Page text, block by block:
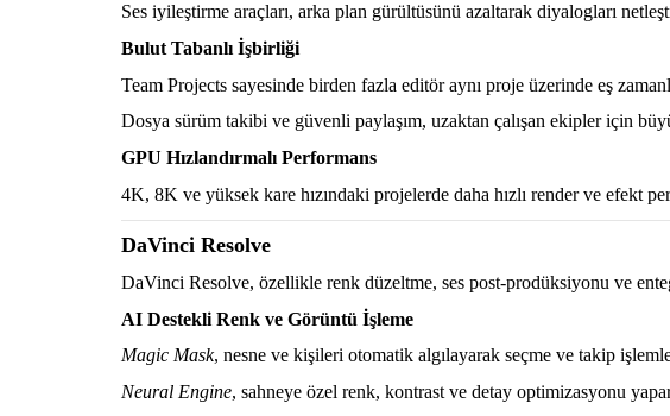
Ses iyileştirme araçları, arka plan gürültüsünü azaltarak diyalogları
Bulut Tabanlı İşbirliği
Team Projects sayesinde birden fazla editör aynı proje üzerinde eş
Dosya sürüm takibi ve güvenli paylaşım, uzaktan çalışan ekipler için
GPU Hızlandırmalı Performans
4K, 8K ve yüksek kare hızındaki projelerde daha hızlı render ve efekt
DaVinci Resolve
DaVinci Resolve, özellikle renk düzeltme, ses post-prodüksiyonu ve
AI Destekli Renk ve Görüntü İşleme
Magic Mask, nesne ve kişileri otomatik algılayarak seçme ve takip
Neural Engine, sahneye özel renk, kontrast ve detay optimizasyonu